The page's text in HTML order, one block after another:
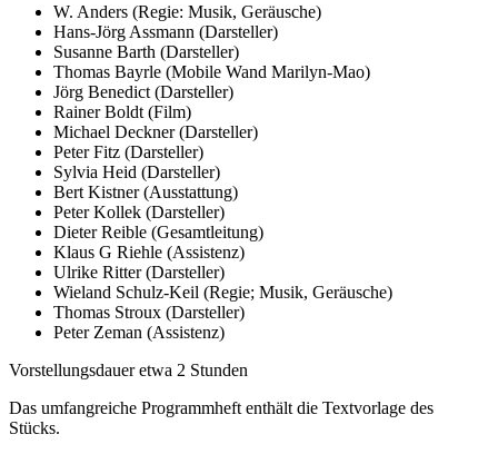
W. Anders (Regie: Musik, Geräusche)
Hans-Jörg Assmann (Darsteller)
Susanne Barth (Darsteller)
Thomas Bayrle (Mobile Wand Marilyn-Mao)
Jörg Benedict (Darsteller)
Rainer Boldt (Film)
Michael Deckner (Darsteller)
Peter Fitz (Darsteller)
Sylvia Heid (Darsteller)
Bert Kistner (Ausstattung)
Peter Kollek (Darsteller)
Dieter Reible (Gesamtleitung)
Klaus G Riehle (Assistenz)
Ulrike Ritter (Darsteller)
Wieland Schulz-Keil (Regie; Musik, Geräusche)
Thomas Stroux (Darsteller)
Peter Zeman (Assistenz)
Vorstellungsdauer etwa 2 Stunden
Das umfangreiche Programmheft enthält die Textvorlage des
Stücks.